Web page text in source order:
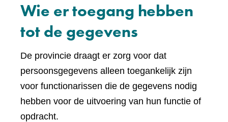
Wie er toegang hebben
tot de gegevens
De provincie draagt er zorg voor dat
persoonsgegevens alleen toegankelijk zijn
voor functionarissen die de gegevens nodig
hebben voor de uitvoering van hun functie of
opdracht.